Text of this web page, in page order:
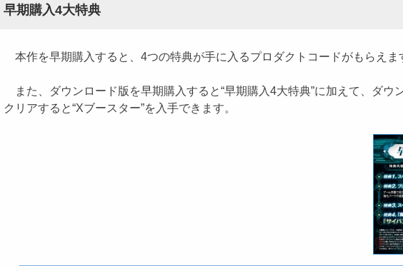
早期購入4大特典
本作を早期購入すると、4つの特典が手に入るプロダクトコードがもらえま
また、ダウンロード版を早期購入すると“早期購入4大特典”に加えて、ダ
クリアすると“Xブースター”を入手できます。